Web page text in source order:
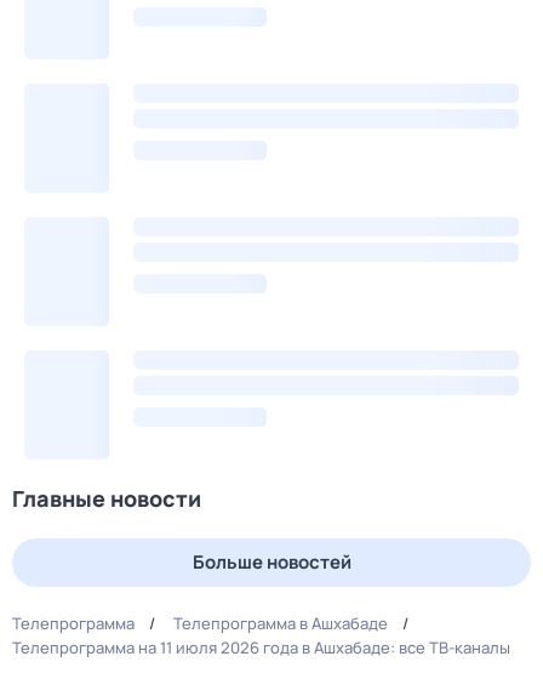
Главные новости
Больше новостей
Телепрограмма
Телепрограмма в Ашхабаде
Телепрограмма на 11 июля 2026 года в Ашхабаде: все ТВ-каналы